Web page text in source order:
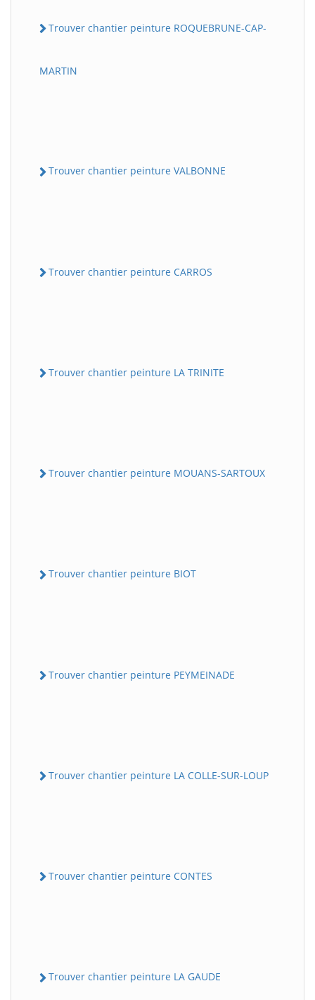
Trouver chantier peinture ROQUEBRUNE-CAP-
MARTIN
Trouver chantier peinture VALBONNE
Trouver chantier peinture CARROS
Trouver chantier peinture LA TRINITE
Trouver chantier peinture MOUANS-SARTOUX
Trouver chantier peinture BIOT
Trouver chantier peinture PEYMEINADE
Trouver chantier peinture LA COLLE-SUR-LOUP
Trouver chantier peinture CONTES
Trouver chantier peinture LA GAUDE